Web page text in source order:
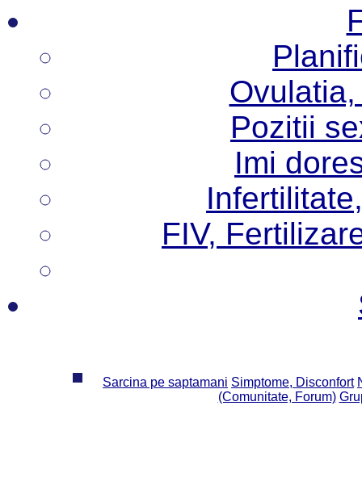
Pozitii
Imi
FIV,
Sarcina pe saptamani Simptome, Disconfort
(Comunitate, Forum)